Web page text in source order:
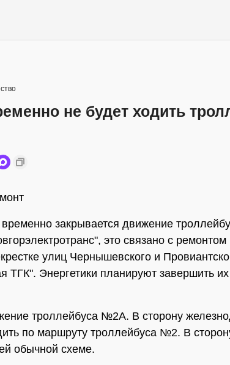
не будет ходить
закрывается движение
это связано с ремонтом
улиц Чернышевского и
ТГК". Энергетики планируют завершить их
троллейбуса №2А. В сторону
по маршруту троллейбуса №2. В
обычной схеме.